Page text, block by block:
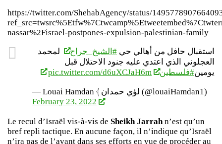
https://twitter.com/ShehabAgency/status/
nassar%2Fisrael-postpones-expulsion-palestinian-family
استقبال حافل من أهالي حي #الشيخ_جراح
لمحمد
العجلوني الذي اعتدي عليه جنود الاحتلال قبل
يومين#فلسطين pic.twitter.com/d6uXCJaH6m
— Louai Hamdan 𓂆 لؤي حمدان (@louaiHamdan1)
February 23, 2022
Le recul d’Israël vis-à-vis de Sheikh Jarrahn’est qu’un
bref repli tactique. En aucune façon, il n’indique qu’Israël
n’ira pas de l’avant dans ses efforts en vue de procéder au